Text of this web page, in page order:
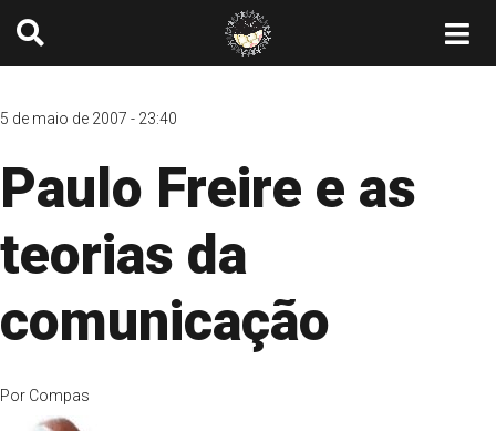
5 de maio de 2007 - 23:40
Paulo Freire e as
teorias da
comunicação
Por Compas